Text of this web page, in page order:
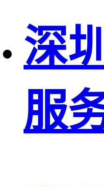
深
服